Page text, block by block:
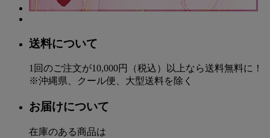
送料について
1回のご注文が10,000円（税込）以上なら送料無料に！
※沖縄県、クール便、大型送料を除く
お届けについて
在庫のある商品は